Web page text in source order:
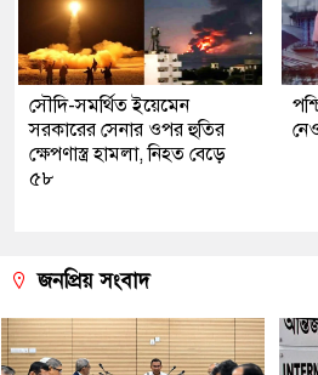
সৌদি-সমর্থিত ইয়েমেন
সরকারের সেনার ওপর হুতির
ক্ষেপণাস্ত্র হামলা, নিহত বেড়ে
৫৮
জনপ্রিয় সংবাদ